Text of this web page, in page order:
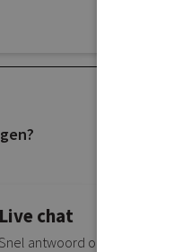
Live chat
Snel antwoord op je vraag